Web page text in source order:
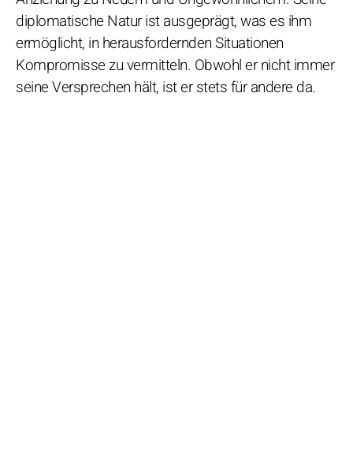
diplomatische Natur ist ausgeprägt, was es ihm
ermöglicht, in herausfordernden Situationen
Kompromisse zu vermitteln. Obwohl er nicht immer
seine Versprechen hält, ist er stets für andere da.